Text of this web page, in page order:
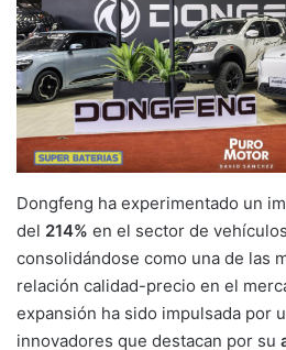
Dongfeng ha experimentado un
del 214% en el sector de
consolidándose como una de las
relación calidad-precio en el
expansión ha sido impulsada por
innovadores que destacan por su